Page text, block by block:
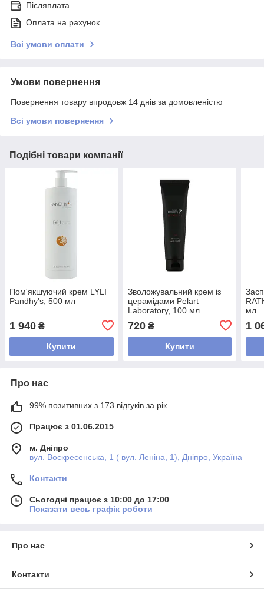
Післяплата
Оплата на рахунок
Всі умови оплати
Умови повернення
Повернення товару впродовж 14 днів за домовленістю
Всі умови повернення
Подібні товари компанії
Пом'якшуючий крем LYLI
Pandhy's, 500 мл
1 940 ₴
Купити
Зволожувальний крем із
церамідами Pelart
Laboratory, 100 мл
720₴
Купити
мл
1
Про нас
99% позитивних з 173 відгуків за рік
Працює з 01.06.2015
м. Дніпро
вул. Воскресенська, 1 ( вул. Леніна, 1), Дніпро, Україна
Контакти
Сьогодні працює з 10:00 до 17:00
Показати весь графік роботи
Про нас
Контакти